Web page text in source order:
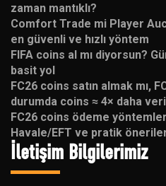
zaman mantıklı?
Comfort Trade mi Player
en güvenli ve hızlı yöntem
FIFA coins al mı diyorsun?
basit yol
FC26 coins satın almak mı,
durumda coins ≈ 4× daha
FC26 coins ödeme
Havale/EFT ve pratik
İletişim Bilgilerimiz